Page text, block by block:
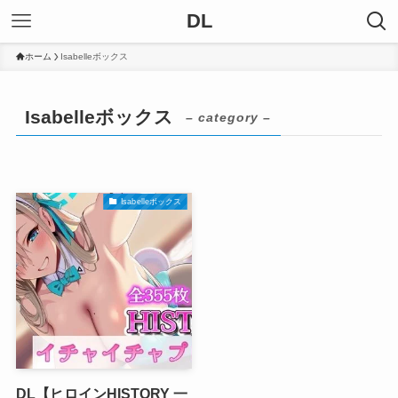
DL
ホーム Isabelleボックス
Isabelleボックス – category –
Isabelleボックス
DL【ヒロインHISTORY 一